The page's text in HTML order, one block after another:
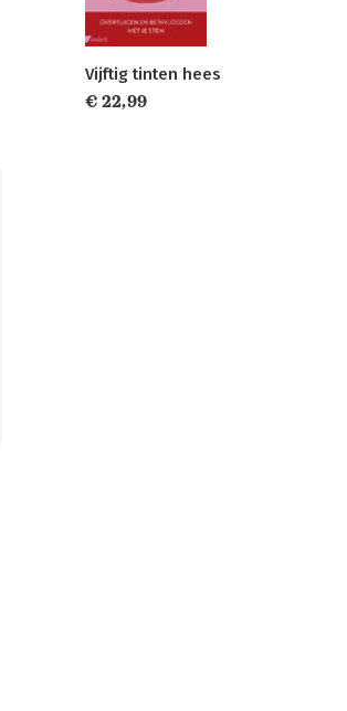
Vijftig tinten hees
€ 22,99